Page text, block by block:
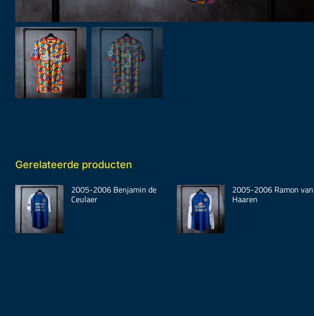
Gerelateerde producten
2005-2006 Benjamin de
Ceulaer
2005-2006 Ramon van
Haaren